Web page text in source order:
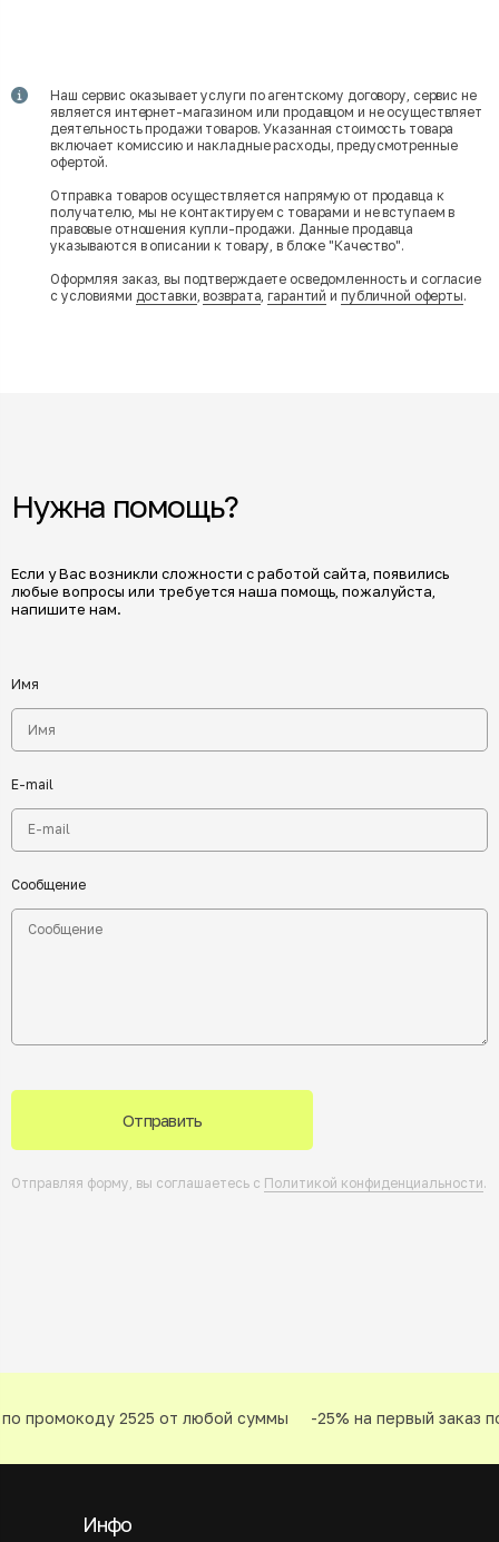
Наш сервис оказывает услуги по агентскому договору, сервис не
является интернет-магазином или продавцом и не осуществляет
деятельность продажи товаров. Указанная стоимость товара
включает комиссию и накладные расходы, предусмотренные
офертой.
Отправка товаров осуществляется напрямую от продавца к
получателю, мы не контактируем с товарами и не вступаем в
правовые отношения купли-продажи. Данные продавца
указываются в описании к товару, в блоке "Качество".
Оформляя заказ, вы подтверждаете осведомленность и согласие
с условиями доставки,возврата,гарантий и публичной оферты.
Нужна помощь?
Если у Вас возникли сложности с работой сайта, появились
любые вопросы или требуется наша помощь, пожалуйста,
напишите нам.
Имя
E-mail
Сообщение
Отправить
Отправляя форму, вы соглашаетесь с Политикой конфиденциальности.
промокоду 2525 от любой суммы -25% на первый заказ
Инфо